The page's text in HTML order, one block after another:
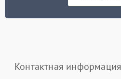
Контактная информация